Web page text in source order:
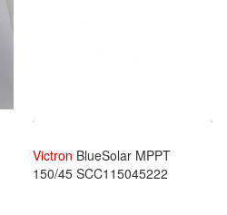
Victron BlueSolar MPPT
150/45 SCC115045222